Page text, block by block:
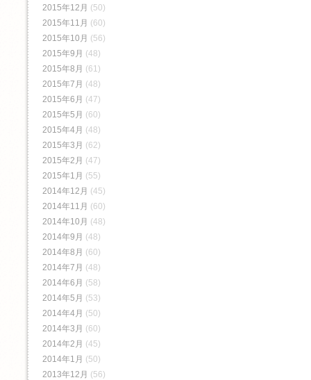
2015年12月 (50)
2015年11月 (60)
2015年10月 (56)
2015年9月 (48)
2015年8月 (61)
2015年7月 (48)
2015年6月 (47)
2015年5月 (60)
2015年4月 (48)
2015年3月 (62)
2015年2月 (47)
2015年1月 (55)
2014年12月 (45)
2014年11月 (60)
2014年10月 (48)
2014年9月 (48)
2014年8月 (60)
2014年7月 (48)
2014年6月 (58)
2014年5月 (53)
2014年4月 (50)
2014年3月 (60)
2014年2月 (45)
2014年1月 (50)
2013年12月 (56)